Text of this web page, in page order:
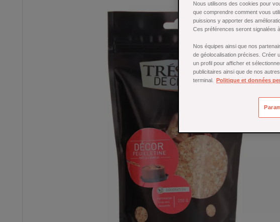
Nous utilisons des cookies pour
que comprendre comment vous
puissions y apporter des
Ces préférences seront signalées
Nos équipes ainsi que nos
de géolocalisation précises. Créer
un profil pour afficher et
publicitaires ainsi que de nos
terminal.
Politique et données